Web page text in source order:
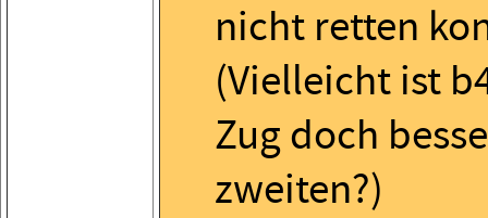
nicht retten
(Vielleicht ist
Zug doch
zweiten?)